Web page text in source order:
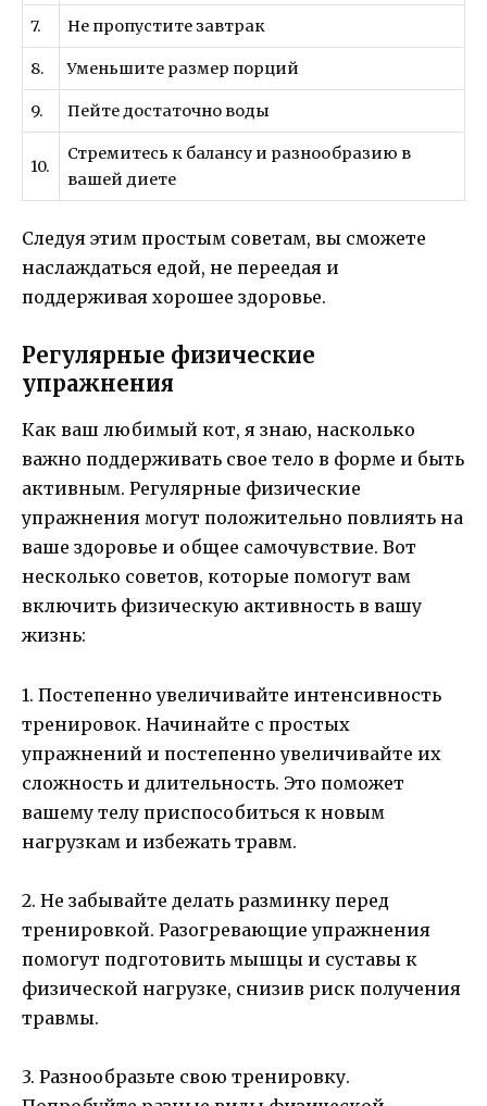
7. Не пропустите завтрак
8. Уменьшите размер порций
9. Пейте достаточно воды
10.
Стремитесь к балансу и разнообразию в
вашей диете
Следуя этим простым советам, вы сможете
наслаждаться едой, не переедая и
поддерживая хорошее здоровье.
Регулярные физические
упражнения
Как ваш любимый кот, я знаю, насколько
важно поддерживать свое тело в форме и быть
активным. Регулярные физические
упражнения могут положительно повлиять на
ваше здоровье и общее самочувствие. Вот
несколько советов, которые помогут вам
включить физическую активность в вашу
жизнь:
1. Постепенно увеличивайте интенсивность
тренировок. Начинайте с простых
упражнений и постепенно увеличивайте их
сложность и длительность. Это поможет
вашему телу приспособиться к новым
нагрузкам и избежать травм.
2. Не забывайте делать разминку перед
тренировкой. Разогревающие упражнения
помогут подготовить мышцы и суставы к
физической нагрузке, снизив риск получения
травмы.
3. Разнообразьте свою тренировку.